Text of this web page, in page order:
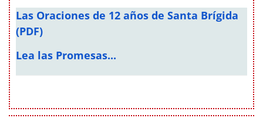
Las Oraciones de 12 años de Santa Brígida
(PDF)
Lea las Promesas...